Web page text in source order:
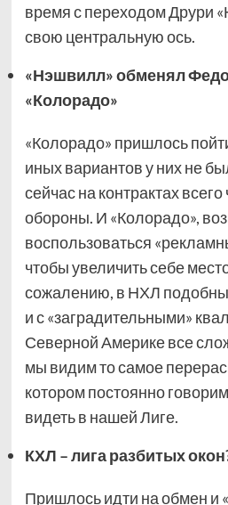
время с переходом Друри
свою центральную ось.
«Нэшвилл» обменял
«Колорадо»
«Колорадо» пришлось
иных вариантов у них не
сейчас на контрактах
обороны. И «Колорадо»,
воспользоваться
чтобы увеличить себе
сожалению, в НХЛ
и с «заградительными»
Северной Америке все
мы видим то самое
котором постоянно
видеть в нашей Лиге.
КХЛ – лига разбитых
Пришлось идти на обмен и